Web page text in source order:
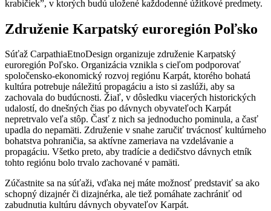
krabičiek”, v ktorých budú uložené každodenné úžitkové predmety.
Združenie Karpatský euroregión Poľsko
Súťaž CarpathiaEtnoDesign organizuje združenie Karpatský
euroregión Poľsko. Organizácia vznikla s cieľom podporovať
spoločensko-ekonomický rozvoj regiónu Karpát, ktorého bohatá
kultúra potrebuje náležitú propagáciu a isto si zaslúži, aby sa
zachovala do budúcnosti. Žiaľ, v dôsledku viacerých historických
udalostí, do dnešných čias po dávnych obyvateľoch Karpát
nepretrvalo veľa stôp. Časť z nich sa jednoducho pominula, a časť
upadla do nepamäti. Združenie v snahe zaručiť trvácnosť kultúrneho
bohatstva pohraničia, sa aktívne zameriava na vzdelávanie a
propagáciu. Všetko preto, aby tradície a dedičstvo dávnych etník
tohto regiónu bolo trvalo zachované v pamäti.
Zúčastnite sa na súťaži, vďaka nej máte možnosť predstaviť sa ako
schopný dizajnér či dizajnérka, ale tiež pomáhate zachrániť od
zabudnutia kultúru dávnych obyvateľov Karpát.